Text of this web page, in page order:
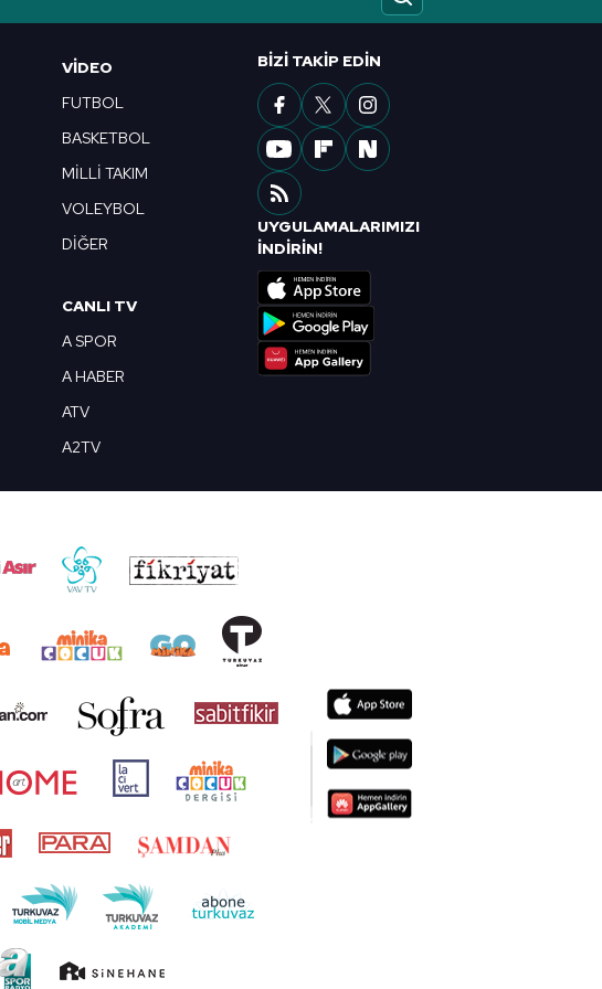
VIDEO
FUTBOL
BASKETBOL
MİLLİ TAKIM
VOLEYBOL
DİĞER
CANLI TV
A SPOR
A HABER
ATV
A2TV
BIZI TAKIP EDIN
UYGULAMALARIMIZI
İNDİRİN!